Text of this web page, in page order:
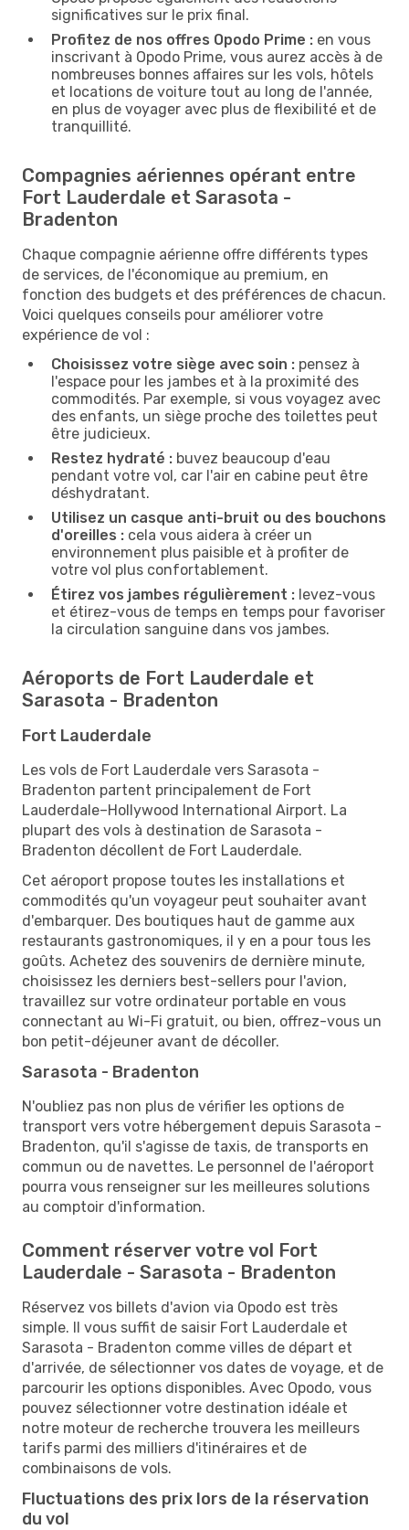
significatives sur le prix final.
Profitez de nos offres Opodo Prime : en vous
inscrivant à Opodo Prime, vous aurez accès à de
nombreuses bonnes affaires sur les vols, hôtels
et locations de voiture tout au long de l'année,
en plus de voyager avec plus de flexibilité et de
tranquillité.
Compagnies aériennes opérant entre
Fort Lauderdale et Sarasota -
Bradenton
Chaque compagnie aérienne offre différents types
de services, de l'économique au premium, en
fonction des budgets et des préférences de chacun.
Voici quelques conseils pour améliorer votre
expérience de vol :
Choisissez votre siège avec soin : pensez à
l'espace pour les jambes et à la proximité des
commodités. Par exemple, si vous voyagez avec
des enfants, un siège proche des toilettes peut
être judicieux.
Restez hydraté : buvez beaucoup d'eau
pendant votre vol, car l'air en cabine peut être
déshydratant.
Utilisez un casque anti-bruit ou des bouchons
d'oreilles : cela vous aidera à créer un
environnement plus paisible et à profiter de
votre vol plus confortablement.
Étirez vos jambes régulièrement : levez-vous
et étirez-vous de temps en temps pour favoriser
la circulation sanguine dans vos jambes.
Aéroports de Fort Lauderdale et
Sarasota - Bradenton
Fort Lauderdale
Les vols de Fort Lauderdale vers Sarasota -
Bradenton partent principalement de Fort
Lauderdale–Hollywood International Airport. La
plupart des vols à destination de Sarasota -
Bradenton décollent de Fort Lauderdale.
Cet aéroport propose toutes les installations et
commodités qu'un voyageur peut souhaiter avant
d'embarquer. Des boutiques haut de gamme aux
restaurants gastronomiques, il y en a pour tous les
goûts. Achetez des souvenirs de dernière minute,
choisissez les derniers best-sellers pour l'avion,
travaillez sur votre ordinateur portable en vous
connectant au Wi-Fi gratuit, ou bien, offrez-vous un
bon petit-déjeuner avant de décoller.
Sarasota - Bradenton
N'oubliez pas non plus de vérifier les options de
transport vers votre hébergement depuis Sarasota -
Bradenton, qu'il s'agisse de taxis, de transports en
commun ou de navettes. Le personnel de l'aéroport
pourra vous renseigner sur les meilleures solutions
au comptoir d'information.
Comment réserver votre vol Fort
Lauderdale - Sarasota - Bradenton
Réservez vos billets d'avion via Opodo est très
simple. Il vous suffit de saisir Fort Lauderdale et
Sarasota - Bradenton comme villes de départ et
d'arrivée, de sélectionner vos dates de voyage, et de
parcourir les options disponibles. Avec Opodo, vous
pouvez sélectionner votre destination idéale et
notre moteur de recherche trouvera les meilleurs
tarifs parmi des milliers d'itinéraires et de
combinaisons de vols.
Fluctuations des prix lors de la réservation
du vol